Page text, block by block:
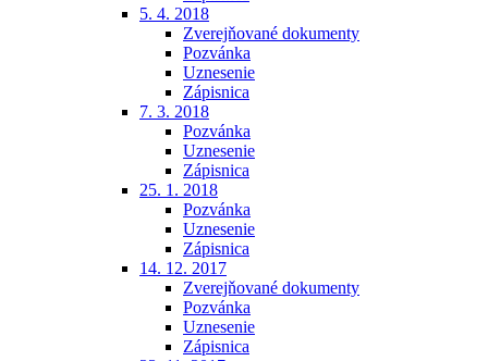
5. 4. 2018
Zverejňované dokumenty
Pozvánka
Uznesenie
Zápisnica
7. 3. 2018
Pozvánka
Uznesenie
Zápisnica
25. 1. 2018
Pozvánka
Uznesenie
Zápisnica
14. 12. 2017
Zverejňované dokumenty
Pozvánka
Uznesenie
Zápisnica